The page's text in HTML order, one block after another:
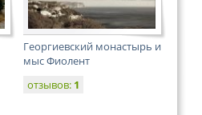
Георгиевский монастырь и
мыс Фиолент
отзывов: 1